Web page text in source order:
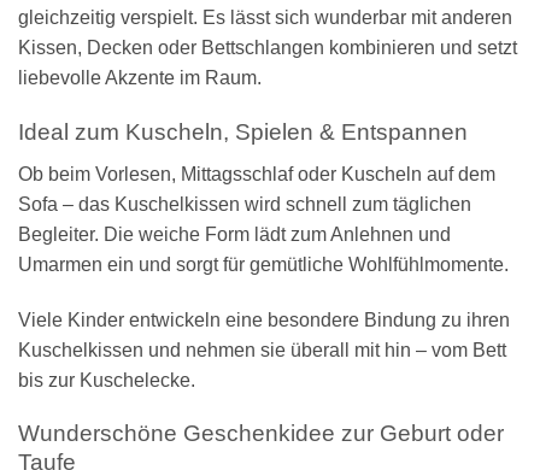
gleichzeitig verspielt. Es lässt sich wunderbar mit anderen
Kissen, Decken oder Bettschlangen kombinieren und setzt
liebevolle Akzente im Raum.
Ideal zum Kuscheln, Spielen & Entspannen
Ob beim Vorlesen, Mittagsschlaf oder Kuscheln auf dem
Sofa – das Kuschelkissen wird schnell zum täglichen
Begleiter. Die weiche Form lädt zum Anlehnen und
Umarmen ein und sorgt für gemütliche Wohlfühlmomente.
Viele Kinder entwickeln eine besondere Bindung zu ihren
Kuschelkissen und nehmen sie überall mit hin – vom Bett
bis zur Kuschelecke.
Wunderschöne Geschenkidee zur Geburt oder
Taufe